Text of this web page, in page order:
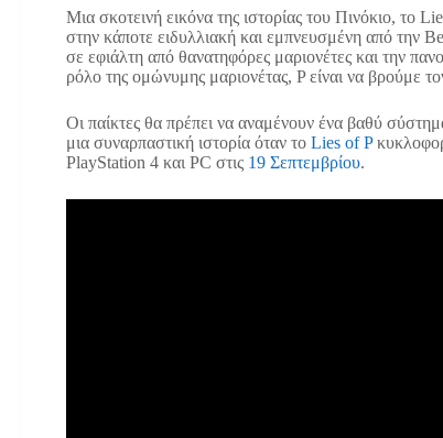
Μια σκοτεινή εικόνα της ιστορίας του Πινόκιο, το
στην κάποτε ειδυλλιακή και εμπνευσμένη από την
σε εφιάλτη από θανατηφόρες μαριονέτες και την
ρόλο της ομώνυμης μαριονέτας, P είναι να βρούμε
Οι παίκτες θα πρέπει να αναμένουν ένα βαθύ
μια συναρπαστική ιστορία όταν το Lies of P
PlayStation 4 και PC στις 19 Σεπτεμβρίου.